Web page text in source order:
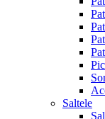
Saltele